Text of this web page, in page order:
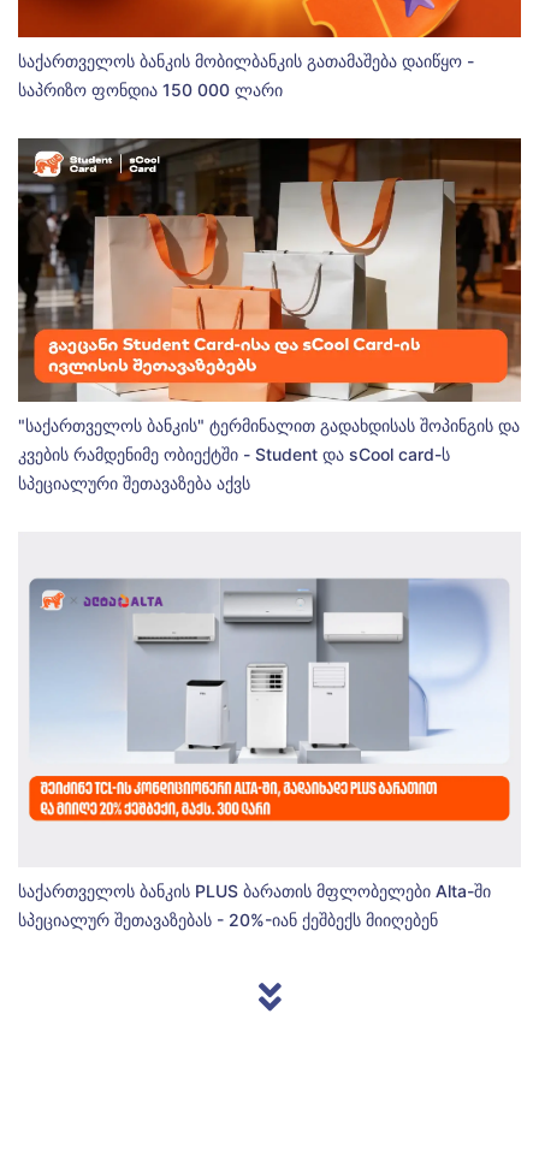
საქართველოს ბანკის მობილბანკის გათამაშება დაიწყო -
საპრიზო ფონდია 150 000 ლარი
"საქართველოს ბანკის" ტერმინალით გადახდისას შოპინგის და
კვების რამდენიმე ობიექტში - Student და sCool card-ს
სპეციალური შეთავაზება აქვს
საქართველოს ბანკის PLUS ბარათის მფლობელები Alta-ში
სპეციალურ შეთავაზებას - 20%-იან ქეშბექს მიიღებენ